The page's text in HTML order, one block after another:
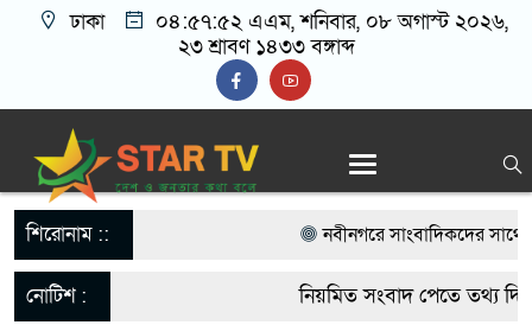
ঢাকা ০৪:৫৭:৫২ এএম, শনিবার, ০৮ অগাস্ট ২০২৬,
২৩ শ্রাবণ ১৪৩৩ বঙ্গাব্দ
শিরোনাম ::
নবীনগরে সাংবাদিকদের সাথে
বিএনপি নেতা মাসুদ রানা’র
নোটিশ :
নিয়মিত সংবাদ পেতে তথ্য